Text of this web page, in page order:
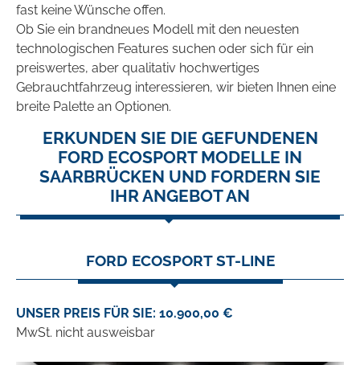
fast keine Wünsche offen.
Ob Sie ein brandneues Modell mit den neuesten
technologischen Features suchen oder sich für ein
preiswertes, aber qualitativ hochwertiges
Gebrauchtfahrzeug interessieren, wir bieten Ihnen eine
breite Palette an Optionen.
ERKUNDEN SIE DIE GEFUNDENEN
FORD ECOSPORT MODELLE IN
SAARBRÜCKEN UND FORDERN SIE
IHR ANGEBOT AN
FORD ECOSPORT ST-LINE
UNSER PREIS FÜR SIE: 10.900,00 €
MwSt. nicht ausweisbar